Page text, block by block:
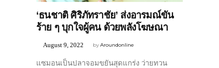
‘ธนชาติ ศิริภัทราชัย’ ส่งอารมณ์ขัน
ร้าย ๆ บุกใจผู้คน ด้วยพลังโฆษณา
byAroundonline
August 9, 2022
แซมอนเป็นปลาจอมขยันสุดแกร่ง ว่ายทวน